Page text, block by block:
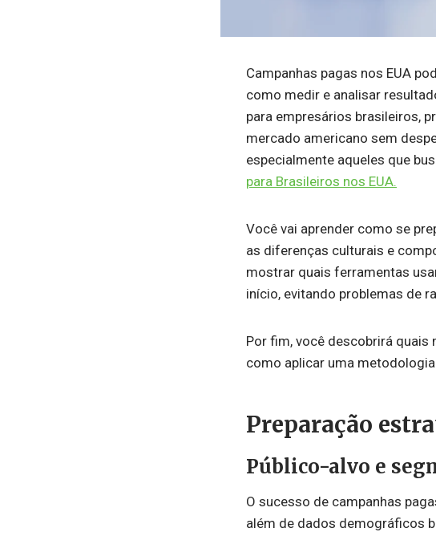
Campanhas pagas nos EUA
como medir e analisar
para empresários brasileiros,
mercado americano sem
especialmente aqueles que
para Brasileiros nos EUA.
Você vai aprender como se
as diferenças culturais e
mostrar quais ferramentas
início, evitando problemas de
Por fim, você descobrirá
como aplicar uma
Preparação
Público-alvo e
O sucesso de campanhas
além de dados demográficos